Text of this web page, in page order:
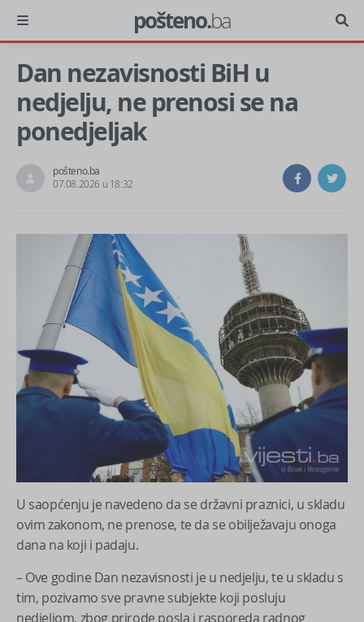
pošteno.ba
Dan nezavisnosti BiH u
nedjelju, ne prenosi se na
ponedjeljak
pošteno.ba
07.08.2026 u 18:32
U saopćenju je navedeno da se državni praznici, u skladu
ovim zakonom, ne prenose, te da se obilježavaju onoga
dana na koji i padaju.
– Ove godine Dan nezavisnosti je u nedjelju, te u skladu s
tim, pozivamo sve pravne subjekte koji posluju
nedjeljom, zbog prirode posla i rasporeda radnog